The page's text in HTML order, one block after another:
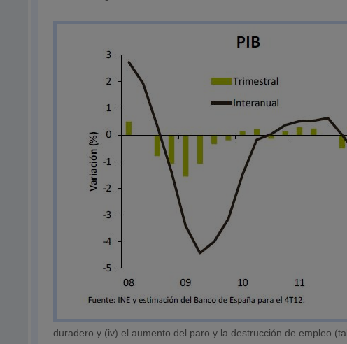
duradero y (iv) el aumento del paro y la destrucción de empleo